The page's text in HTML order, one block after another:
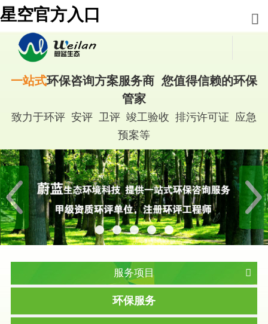
星空官方入口
一站式环保咨询方案服务商 您值得信赖的环保
管家
致力于环评 安评 卫评 竣工验收 排污许可证 应急
预案等
服务项目
环保服务